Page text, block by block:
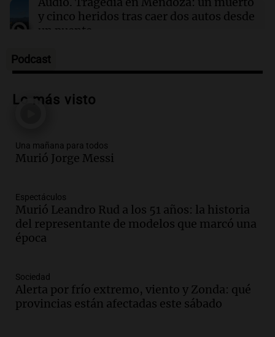
y cinco heridos tras caer dos autos desde
un puente
Episodios
Audio.Messi llegará esta noche a
tras la muerte de su papá
Audio.Ley de Propiedad Privada: el revés
en el Congreso expuso una debilidad
Episodios
Audio.Casabindo se prepara para una
celebración única: 30.000 turistas y el
Episodios
Audio. Borges, abogada de Pourrain:
"Tres hombres se lo llevaron para
Podcast
Lo más visto
Una mañana para todos
Murió Jorge Messi
Espectáculos
Murió Leandro Rud a los 51 años: la historia
del representante de modelos que marcó una
época
Sociedad
Alerta por frío extremo, viento y Zonda: qué
provincias están afectadas este sábado